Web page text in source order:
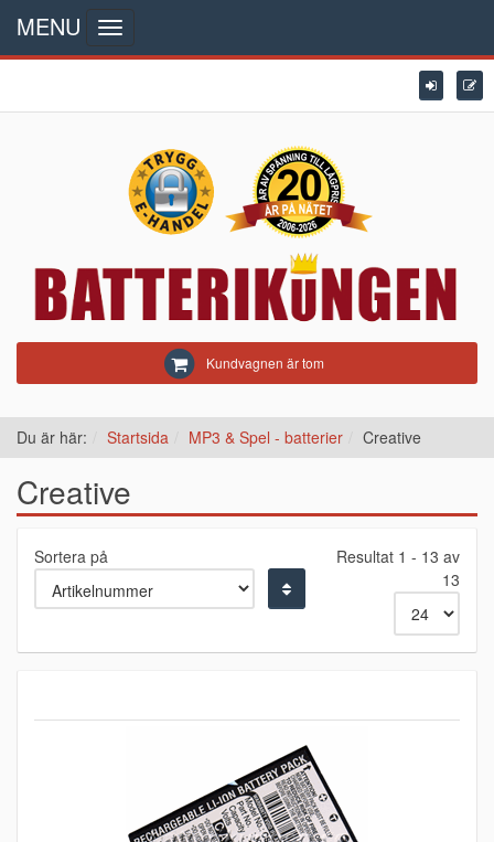
Kundvagnen är tom
MENU
Toggle
navigation
Du är här: Startsida MP3 & Spel - batterier Creative
Creative
Sortera på
Resultat 1 - 13 av
13